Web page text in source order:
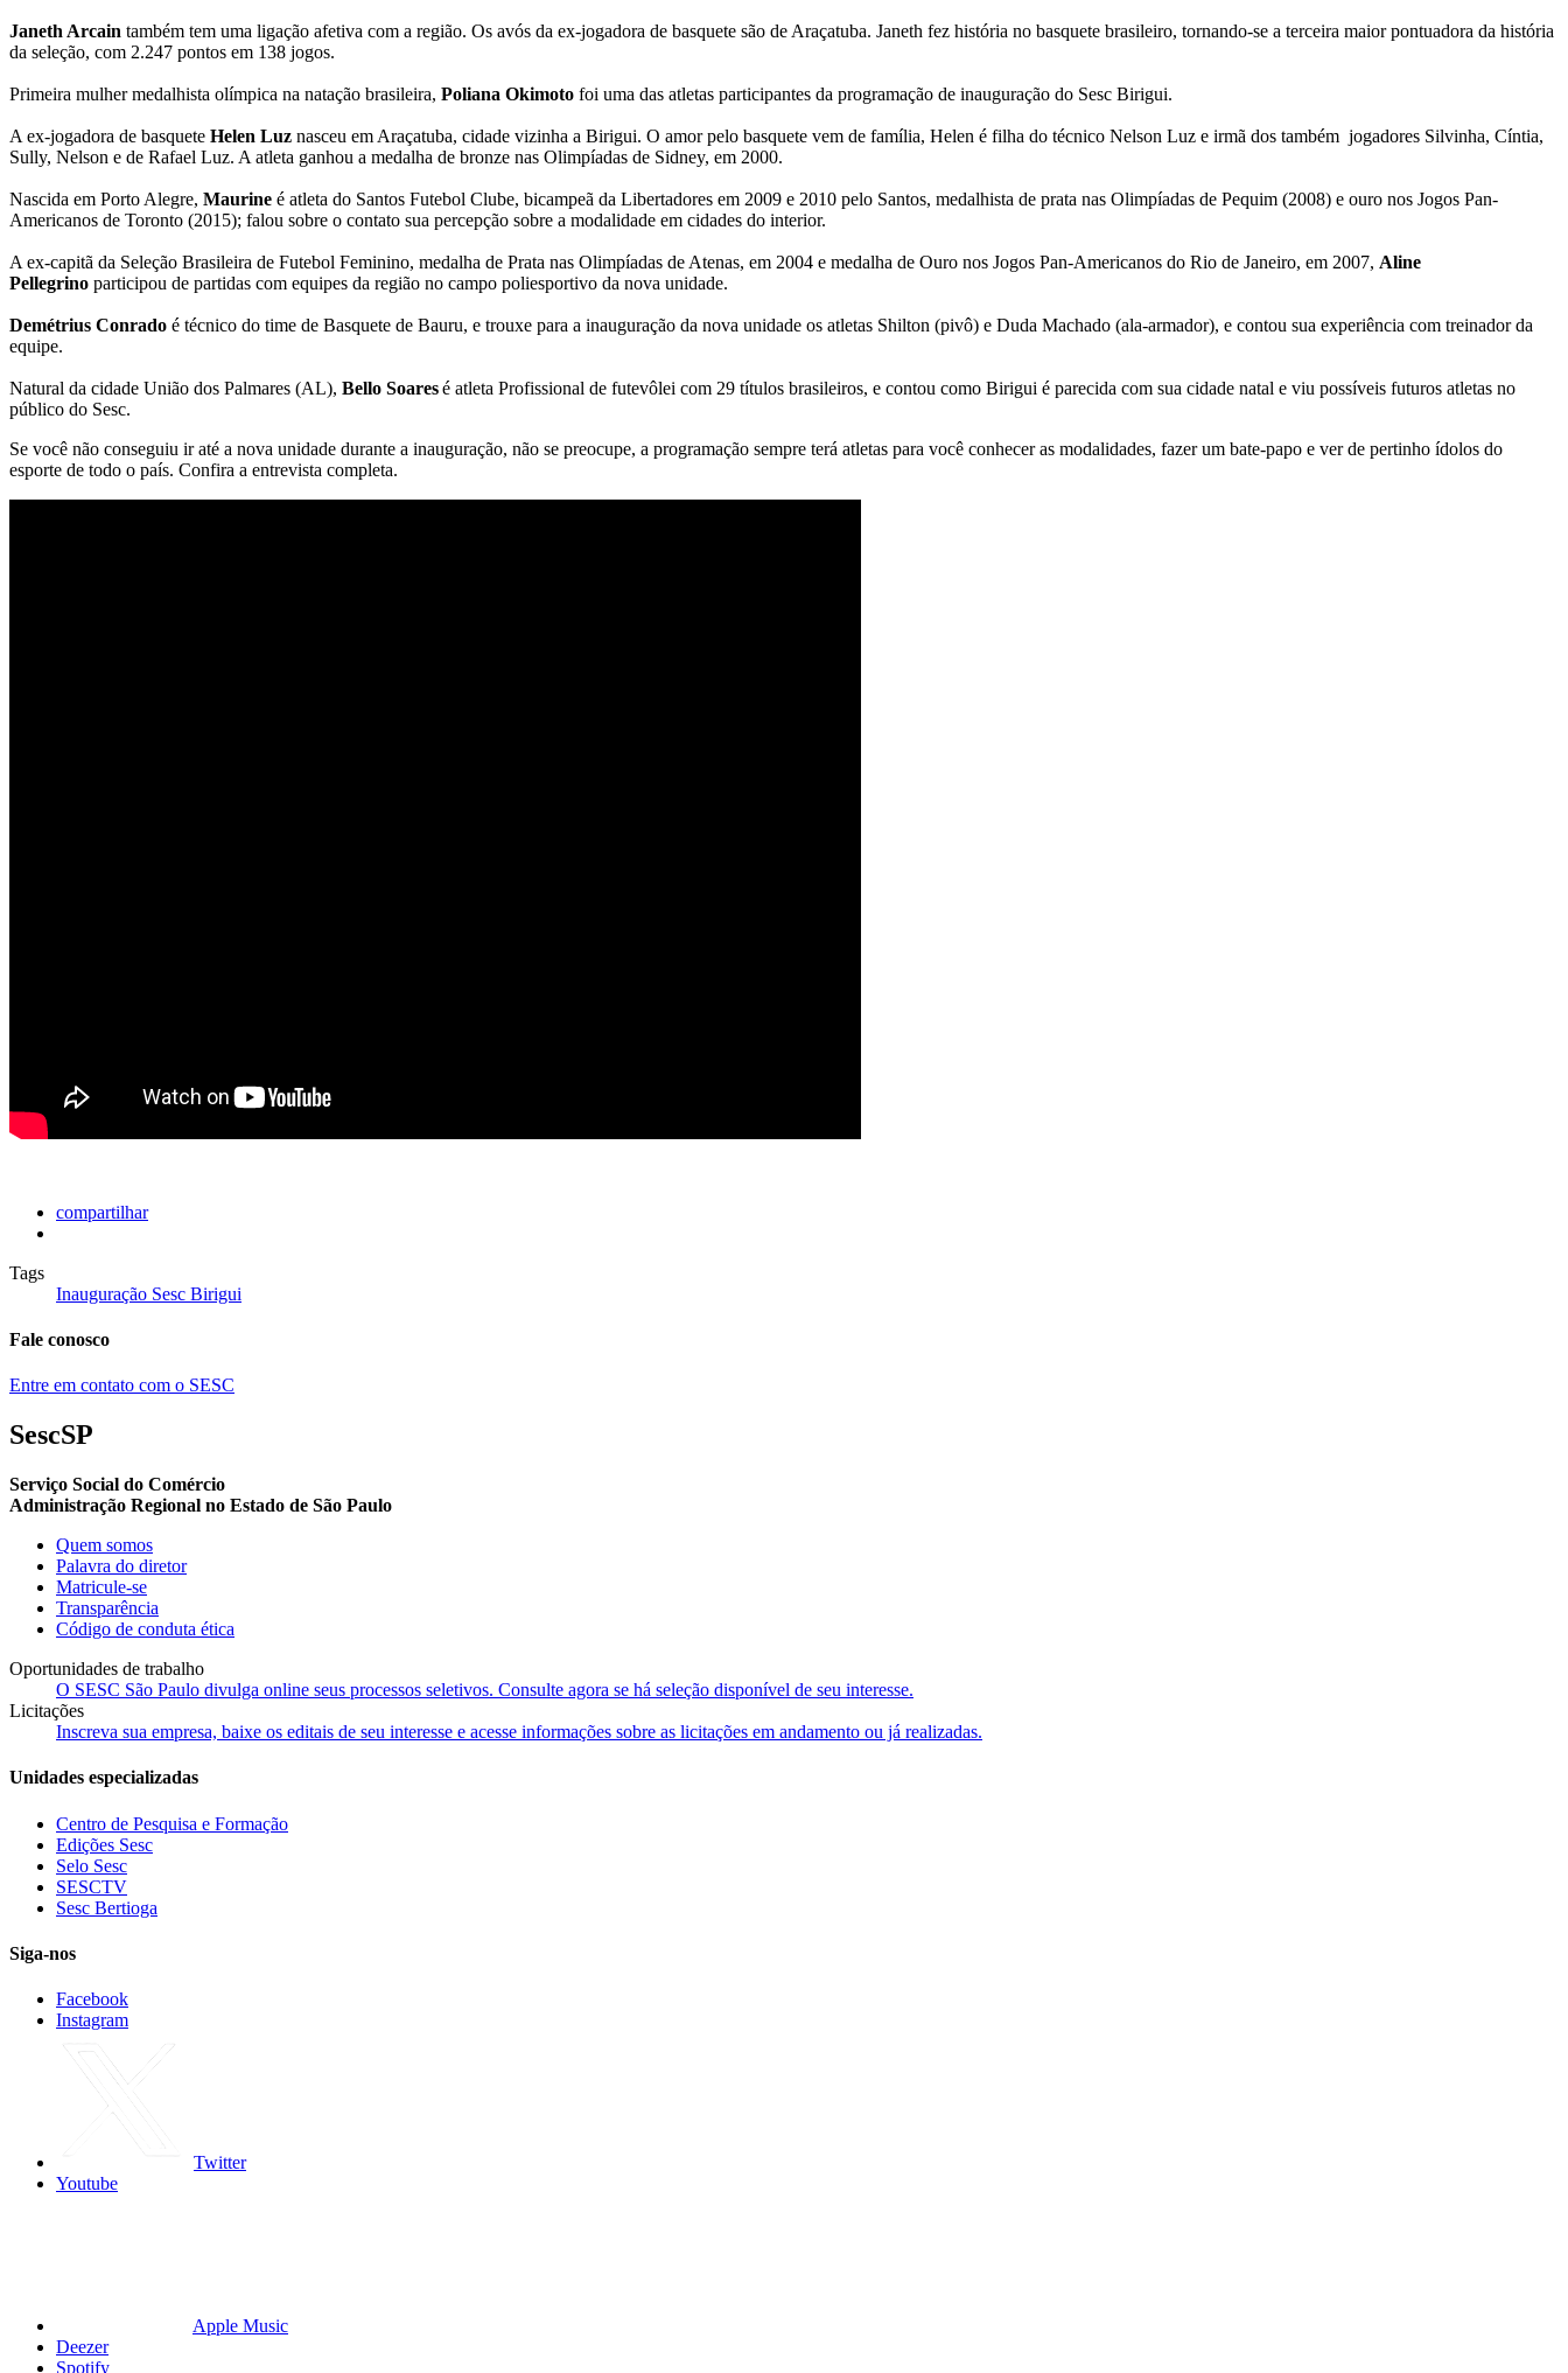
Janeth Arcain também tem uma ligação afetiva com a região. Os avós da ex-jogadora de basquete são de Araçatuba. Janeth fez história no basquete brasileiro, tornando-se a terceira maior pontuadora da história
da seleção, com 2.247 pontos em 138 jogos.
Primeira mulher medalhista olímpica na natação brasileira, Poliana Okimoto foi uma das atletas participantes da programação de inauguração do Sesc Birigui.
A ex-jogadora de basquete Helen Luz nasceu em Araçatuba, cidade vizinha a Birigui. O amor pelo basquete vem de família, Helen é filha do técnico Nelson Luz e irmã dos também jogadores Silvinha, Cíntia,
Sully, Nelson e de Rafael Luz. A atleta ganhou a medalha de bronze nas Olimpíadas de Sidney, em 2000.
Nascida em Porto Alegre, Maurine é atleta do Santos Futebol Clube, bicampeã da Libertadores em 2009 e 2010 pelo Santos, medalhista de prata nas Olimpíadas de Pequim (2008) e ouro nos Jogos Pan-
Americanos de Toronto (2015); falou sobre o contato sua percepção sobre a modalidade em cidades do interior.
A ex-capitã da Seleção Brasileira de Futebol Feminino, medalha de Prata nas Olimpíadas de Atenas, em 2004 e medalha de Ouro nos Jogos Pan-Americanos do Rio de Janeiro, em 2007, Aline
Pellegrino participou de partidas com equipes da região no campo poliesportivo da nova unidade.
Demétrius Conrado é técnico do time de Basquete de Bauru, e trouxe para a inauguração da nova unidade os atletas Shilton (pivô) e Duda Machado (ala-armador), e contou sua experiência com treinador da
equipe.
Natural da cidade União dos Palmares (AL), Bello Soaresé atleta Profissional de futevôlei com 29 títulos brasileiros, e contou como Birigui é parecida com sua cidade natal e viu possíveis futuros atletas no
público do Sesc.
Se você não conseguiu ir até a nova unidade durante a inauguração, não se preocupe, a programação sempre terá atletas para você conhecer as modalidades, fazer um bate-papo e ver de pertinho ídolos do
esporte de todo o país. Confira a entrevista completa.
compartilhar
Tags
Inauguração Sesc Birigui
Fale conosco
Entre em contato com o SESC
SescSP
Serviço Social do Comércio
Administração Regional no Estado de São Paulo
Quem somos
Palavra do diretor
Matricule-se
Transparência
Código de conduta ética
Oportunidades de trabalho
O SESC São Paulo divulga online seus processos seletivos. Consulte agora se há seleção disponível de seu interesse.
Licitações
Inscreva sua empresa, baixe os editais de seu interesse e acesse informações sobre as licitações em andamento ou já realizadas.
Unidades especializadas
Centro de Pesquisa e Formação
Edições Sesc
Selo Sesc
SESCTV
Sesc Bertioga
Siga-nos
Facebook
Instagram
Twitter
Youtube
Apple Music
Deezer
Spotify